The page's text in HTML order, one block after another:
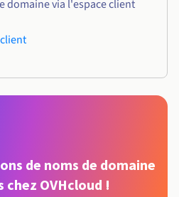
domaine via l'espace client
de noms de domaine
OVHcloud !